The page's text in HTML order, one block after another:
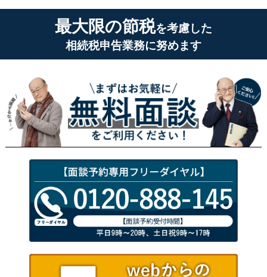
最大限の節税を考慮した
相続税申告業務に努めます